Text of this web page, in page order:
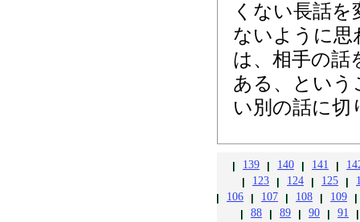
くない長話
ないように思
は、相手の話
ある、という
い別の話に切
141
140
139
125
124
123
109
108
107
106
91
90
89
88